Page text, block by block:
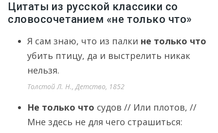
Цитаты из русской классики со
словосочетанием «не только что»
Я сам знаю, что из палки не только что
убить птицу, да и выстрелить никак
нельзя.
Толстой Л. Н., Детство, 1852
Не только что судов // Или плотов, //
Мне здесь не для чего страшиться: